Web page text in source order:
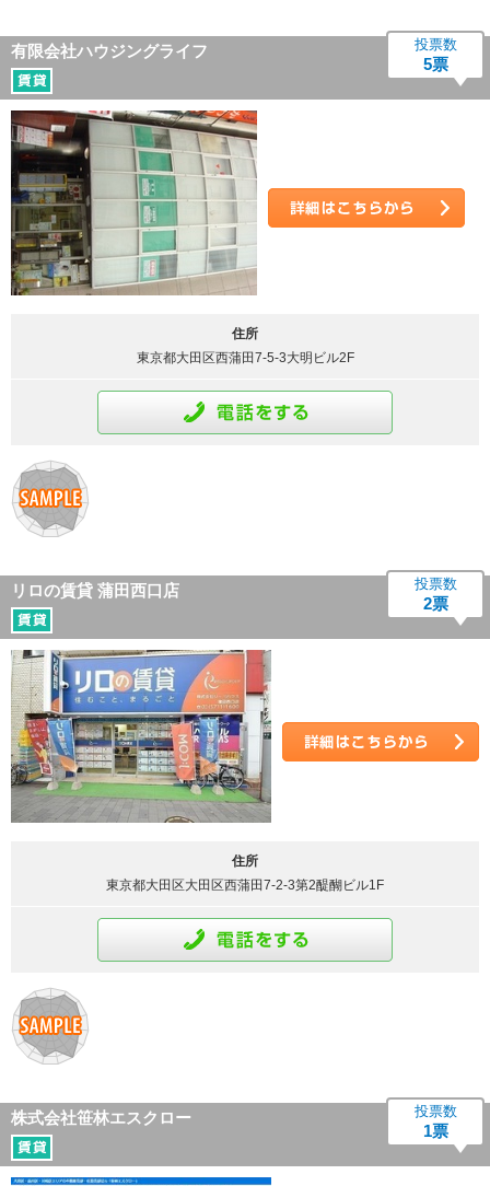
有限会社ハウジングライフ 投票数
5票
住所
東京都大田区西蒲田7-5-3大明ビル2F
リロの賃貸 蒲田西口店 投票数
2票
住所
東京都大田区大田区西蒲田7-2-3第2醍醐ビル1F
株式会社笹林エスクロー 投票数
1票